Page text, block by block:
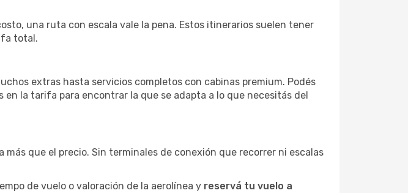
una ruta con escala vale la pena. Estos itinerarios suelen tener
total.
extras hasta servicios completos con cabinas premium. Podés
la tarifa para encontrar la que se adapta a lo que necesitás del
que el precio. Sin terminales de conexión que recorrer ni escalas
de vuelo o valoración de la aerolínea y reservá tu vuelo a